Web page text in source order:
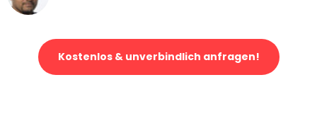
Kostenlos & unverbindlich anfragen!